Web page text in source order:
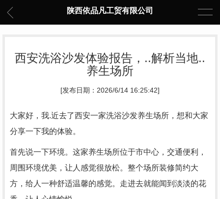
陕西依品凡工贸有限公司
西安洗浴沙发体验报告，..解析当地..
养生场所
[发布日期：2026/6/14 16:25:42]
大家好，我.近去了西安一家洗浴沙发养生场所，想和大家
分享一下我的体验。
首先说一下环境。这家养生场所位于市中心，交通便利，
周围环境优美，让人感觉很放松。整个场所装修简约大
方，给人一种舒适温馨的感觉。走进去就能闻到淡淡的花